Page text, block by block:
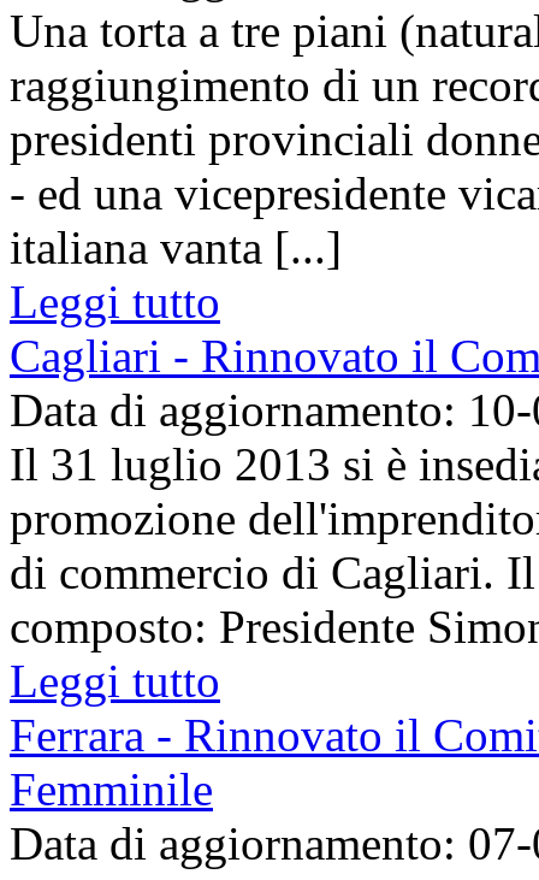
Una torta a tre piani
raggiungimento di un
presidenti provinciali
- ed una vicepresidente
italiana vanta [...]
Leggi tutto
Cagliari - Rinnovato il
Data di aggiornamento:
Il 31 luglio 2013 si è
promozione
di commercio di Cagliari.
composto: Presidente
Leggi tutto
Ferrara - Rinnovato il
Femminile
Data di aggiornamento: